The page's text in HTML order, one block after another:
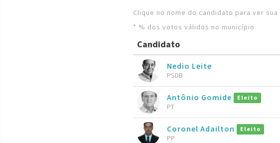
Clique no nome do candidato para ver
* % dos votos válidos no município
Candidato
Nedio Leite
PSDB
Antônio Gomide Eleito
PT
Coronel Adailton Eleito
PP